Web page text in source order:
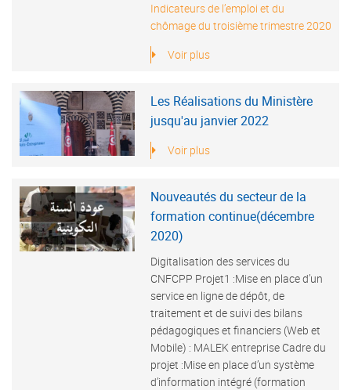
Indicateurs de l’emploi et du
chômage du troisième trimestre 2020
Voir plus
Les Réalisations du Ministère
jusqu'au janvier 2022
Voir plus
Nouveautés du secteur de la
formation continue(décembre
2020)
Digitalisation des services du
CNFCPP Projet1 :Mise en place d’un
service en ligne de dépôt, de
traitement et de suivi des bilans
pédagogiques et financiers (Web et
Mobile) : MALEK entreprise Cadre du
projet :Mise en place d’un système
d’information intégré (formation